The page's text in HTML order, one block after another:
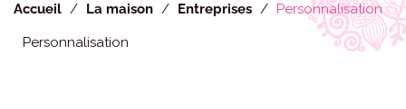
Accueil La maison Entreprises Personnalisation
Personnalisation